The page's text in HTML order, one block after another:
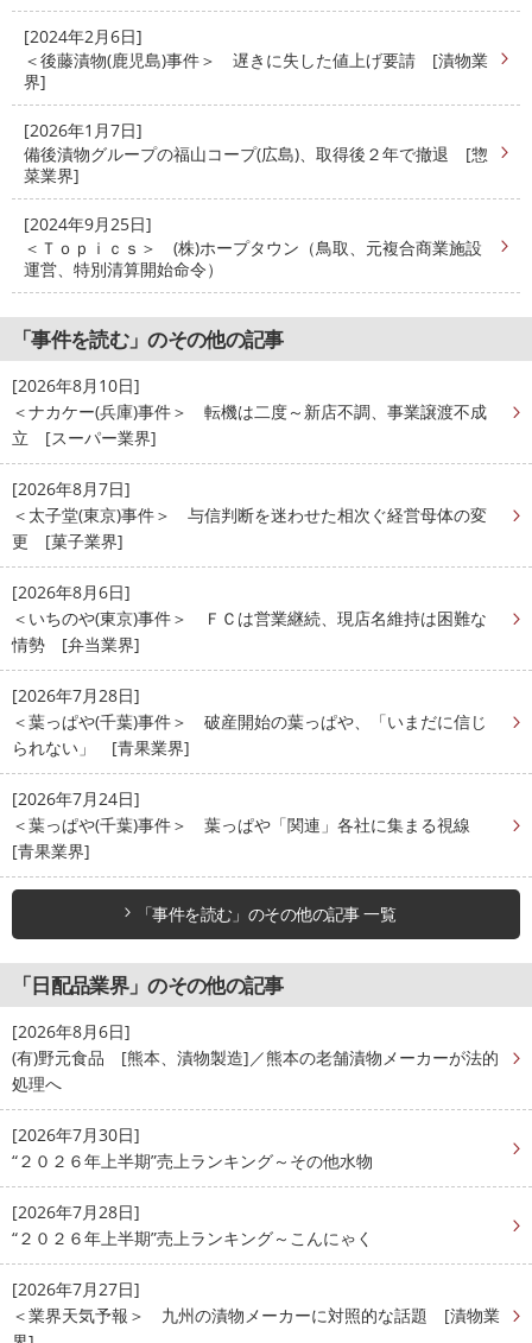
[2024年2月6日]
＜後藤漬物(鹿児島)事件＞ 遅きに失した値上げ要請 [漬物業
界]
[2026年1月7日]
備後漬物グループの福山コープ(広島)、取得後２年で撤退 [惣
菜業界]
[2024年9月25日]
＜Ｔｏｐｉｃｓ＞ (株)ホープタウン（鳥取、元複合商業施設
運営、特別清算開始命令）
「事件を読む」のその他の記事
[2026年8月10日]
＜ナカケー(兵庫)事件＞ 転機は二度～新店不調、事業譲渡不成
立 [スーパー業界]
[2026年8月7日]
＜太子堂(東京)事件＞ 与信判断を迷わせた相次ぐ経営母体の変
更 [菓子業界]
[2026年8月6日]
＜いちのや(東京)事件＞ ＦＣは営業継続、現店名維持は困難な
情勢 [弁当業界]
[2026年7月28日]
＜葉っぱや(千葉)事件＞ 破産開始の葉っぱや、「いまだに信じ
られない」 [青果業界]
[2026年7月24日]
＜葉っぱや(千葉)事件＞ 葉っぱや「関連」各社に集まる視線
[青果業界]
「事件を読む」のその他の記事 一覧
「日配品業界」のその他の記事
[2026年8月6日]
(有)野元食品 [熊本、漬物製造]／熊本の老舗漬物メーカーが法的
処理へ
[2026年7月30日]
“２０２６年上半期”売上ランキング～その他水物
[2026年7月28日]
“２０２６年上半期”売上ランキング～こんにゃく
[2026年7月27日]
＜業界天気予報＞ 九州の漬物メーカーに対照的な話題 [漬物業